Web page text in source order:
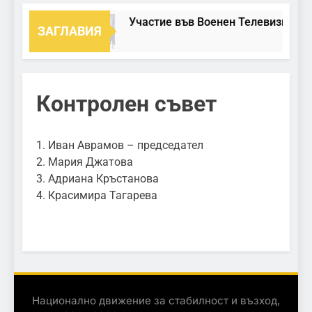
ЗАГЛАВИЯ
Участие във Военен
Контролен съвет
1. Иван Аврамов – председател
2. Мария Джатова
3. Адриана Кръстанова
4. Красимира Тагарева
Национално движение за стабилност и възход,